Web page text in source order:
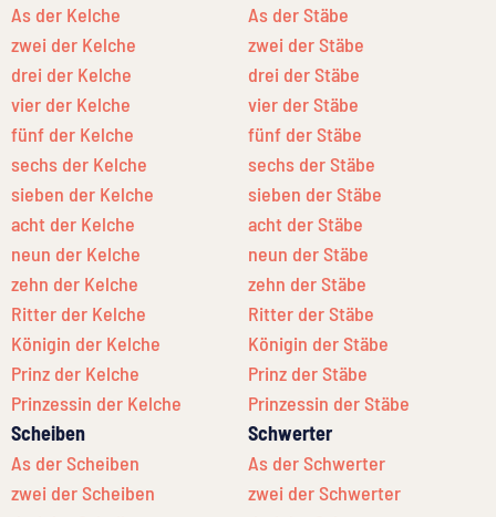
As der Kelche
zwei der Kelche
drei der Kelche
vier der Kelche
fünf der Kelche
sechs der Kelche
sieben der Kelche
acht der Kelche
neun der Kelche
zehn der Kelche
Ritter der Kelche
Königin der Kelche
Prinz der Kelche
Prinzessin der Kelche
As der Stäbe
zwei der Stäbe
drei der Stäbe
vier der Stäbe
fünf der Stäbe
sechs der Stäbe
sieben der Stäbe
acht der Stäbe
neun der Stäbe
zehn der Stäbe
Ritter der Stäbe
Königin der Stäbe
Prinz der Stäbe
Prinzessin der Stäbe
Scheiben
As der Scheiben
zwei der Scheiben
Schwerter
As der Schwerter
zwei der Schwerter